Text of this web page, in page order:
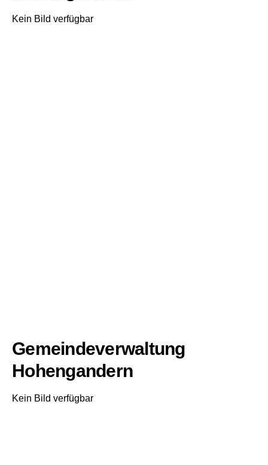
Kein Bild verfügbar
Gemeindeverwaltung
Hohengandern
Kein Bild verfügbar